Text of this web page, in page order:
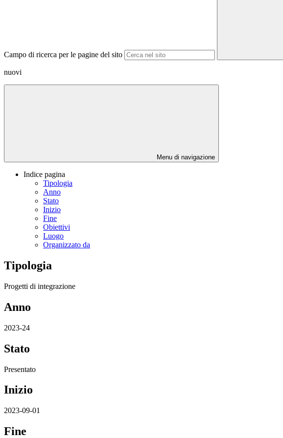
Campo di ricerca per le pagine del sito
nuovi
Menu di navigazione
Indice pagina
Tipologia
Anno
Stato
Inizio
Fine
Obiettivi
Luogo
Organizzato da
Tipologia
Progetti di integrazione
Anno
2023-24
Stato
Presentato
Inizio
2023-09-01
Fine